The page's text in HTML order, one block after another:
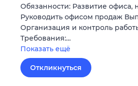
Обязанности: Развитие офиса,
Руководить офисом продаж
Организация и контроль
Требования:…
Показать ещё
Откликнуться